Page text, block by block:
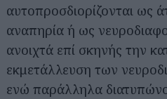
αυτοπροσδιορίζονται ως
αναπηρία ή ως
ανοιχτά επί σκηνής την
εκμετάλλευση των
ενώ παράλληλα